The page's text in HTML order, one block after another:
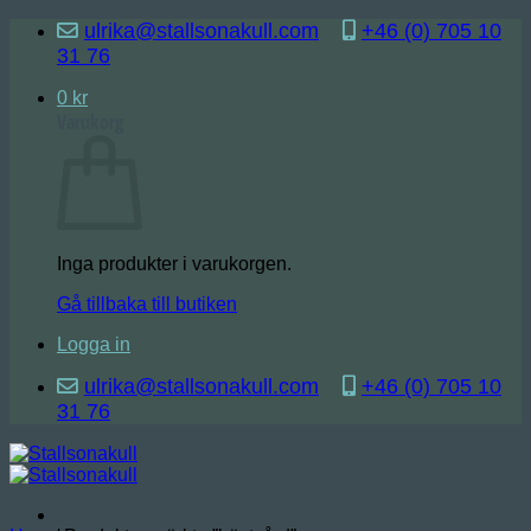
Skip
content
ulrika@stallsonakull.com
+46 (0) 705 10
31 76
0 kr
Inga produkter i varukorgen.
Gå tillbaka till butiken
Logga in
ulrika@stallsonakull.com
+46 (0) 705 10
31 76